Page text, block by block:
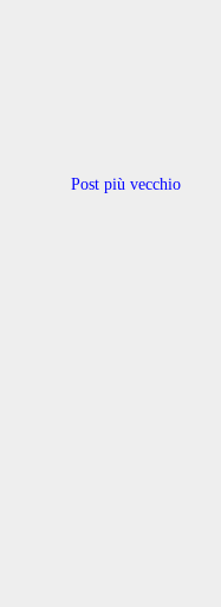
Post più vecchio